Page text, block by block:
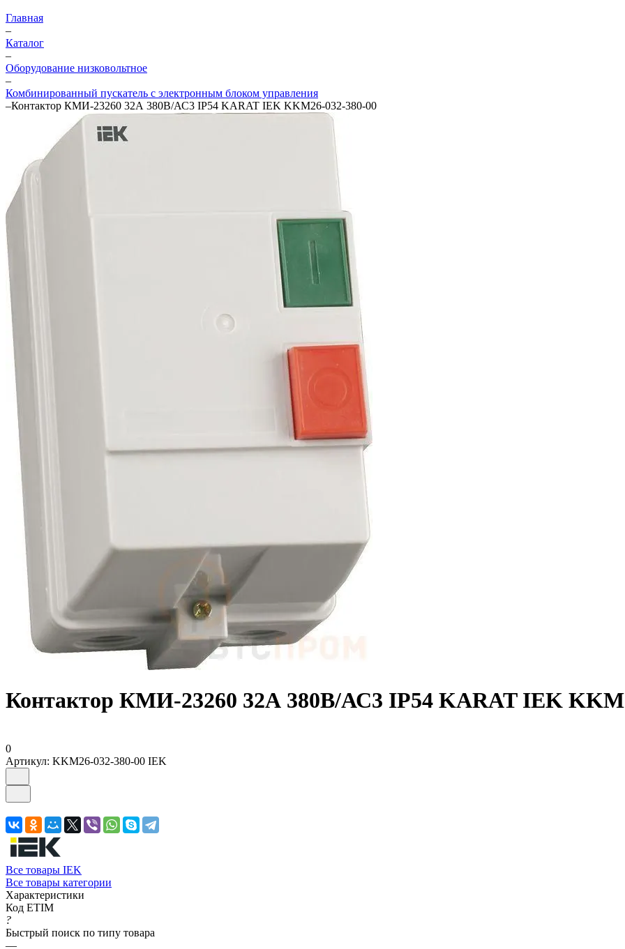
Главная
–
Каталог
–
Оборудование низковольтное
–
Комбинированный пускатель с электронным блоком управления
–Контактор КМИ-23260 32А 380В/АС3 IP54 KARAT IEK KKM26-032-380-00
Контактор КМИ-23260 32А 380В/АС3 IP54 KARAT IEK
0
Артикул: KKM26-032-380-00 IEK
Все товары IEK
Все товары категории
Характеристики
Код ETIM
?
Быстрый поиск по типу товара
—